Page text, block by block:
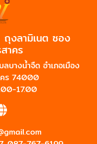
งลามิเนต ซอง
าคร
างน้ำจืด อำเภอเมือง
คร 74000
17.00